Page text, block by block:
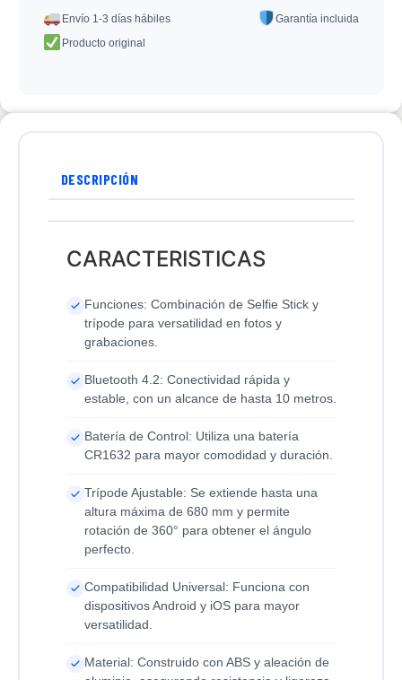
Envío 1-3 días hábiles
Garantía incluida
Producto original
DESCRIPCIÓN
CARACTERISTICAS
Funciones: Combinación de Selfie Stick y
trípode para versatilidad en fotos y
grabaciones.
Bluetooth 4.2: Conectividad rápida y
estable, con un alcance de hasta 10 metros.
Batería de Control: Utiliza una batería
CR1632 para mayor comodidad y duración.
Trípode Ajustable: Se extiende hasta una
altura máxima de 680 mm y permite
rotación de 360° para obtener el ángulo
perfecto.
Compatibilidad Universal: Funciona con
dispositivos Android y iOS para mayor
versatilidad.
Material: Construido con ABS y aleación de